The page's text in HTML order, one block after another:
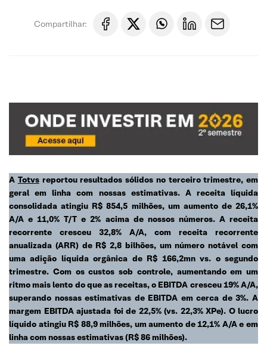
Compartilhar:
A Totvs reportou resultados sólidos no terceiro trimestre, em
geral em linha com nossas estimativas. A receita líquida
consolidada atingiu R$ 854,5 milhões, um aumento de 26,1%
A/A e 11,0% T/T e 2% acima de nossos números. A receita
recorrente cresceu 32,8% A/A, com receita recorrente
anualizada (ARR) de R$ 2,8 bilhões, um número notável com
uma adição líquida orgânica de R$ 166,2mn vs. o segundo
trimestre. Com os custos sob controle, aumentando em um
ritmo mais lento do que as receitas, o EBITDA cresceu 19% A/A,
superando nossas estimativas de EBITDA em cerca de 3%. A
margem EBITDA ajustada foi de 22,5% (vs. 22,3% XPe). O lucro
líquido atingiu R$ 88,9 milhões, um aumento de 12,1% A/A e em
linha com nossas estimativas (R$ 86 milhões).